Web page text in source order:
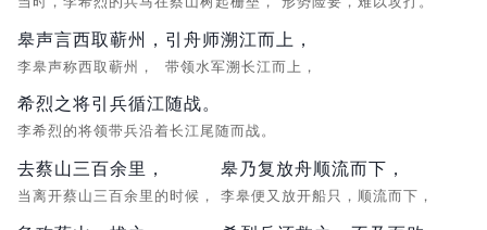
皋声言西取蕲州，
李皋声称西取蕲州，
引舟师溯江而上，
带领水军溯长江而上，
希烈之将引兵循江随战。
李希烈的将领带兵沿着长江尾随而战。
去蔡山三百余里，
当离开蔡山三百余里的时候，
皋乃复放舟顺流而下，
李皋便又放开船只，顺流而下，